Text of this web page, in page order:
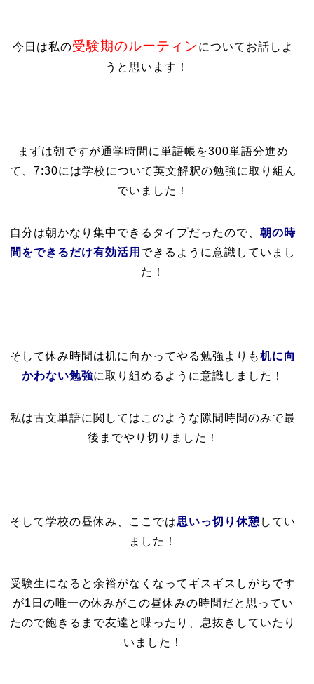
今日は私の受験期のルーティンについてお話しよ
うと思います！
まずは朝ですが通学時間に単語帳を300単語分進め
て、7:30には学校について英文解釈の勉強に取り組ん
でいました！
自分は朝かなり集中できるタイプだったので、朝の時
間をできるだけ有効活用 できるように意識していまし
た！
そして休み時間は机に向かってやる勉強よりも机に向
かわない勉強に取り組めるように意識しました！
私は古文単語に関してはこのような隙間時間のみで最
後までやり切りました！
そして学校の昼休み、ここでは思いっ切り休憩 してい
ました！
受験生になると余裕がなくなってギスギスしがちです
が1日の唯一の休みがこの昼休みの時間だと思ってい
たので飽きるまで友達と喋ったり、息抜きしていたり
いました！